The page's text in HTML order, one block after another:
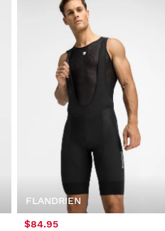
FLANDRIEN
$84.95